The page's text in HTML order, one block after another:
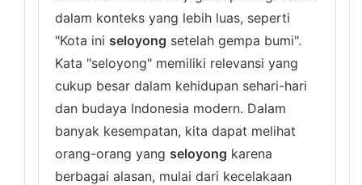
dalam konteks yang lebih luas, seperti
"Kota ini seloyong setelah gempa bumi".
Kata "seloyong" memiliki relevansi yang
cukup besar dalam kehidupan sehari-hari
dan budaya Indonesia modern. Dalam
banyak kesempatan, kita dapat melihat
orang-orang yang seloyong karena
berbagai alasan, mulai dari kecelakaan